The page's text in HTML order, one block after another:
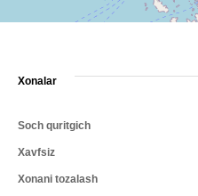
Xonalar
Soch quritgich
Xavfsiz
Xonani tozalash